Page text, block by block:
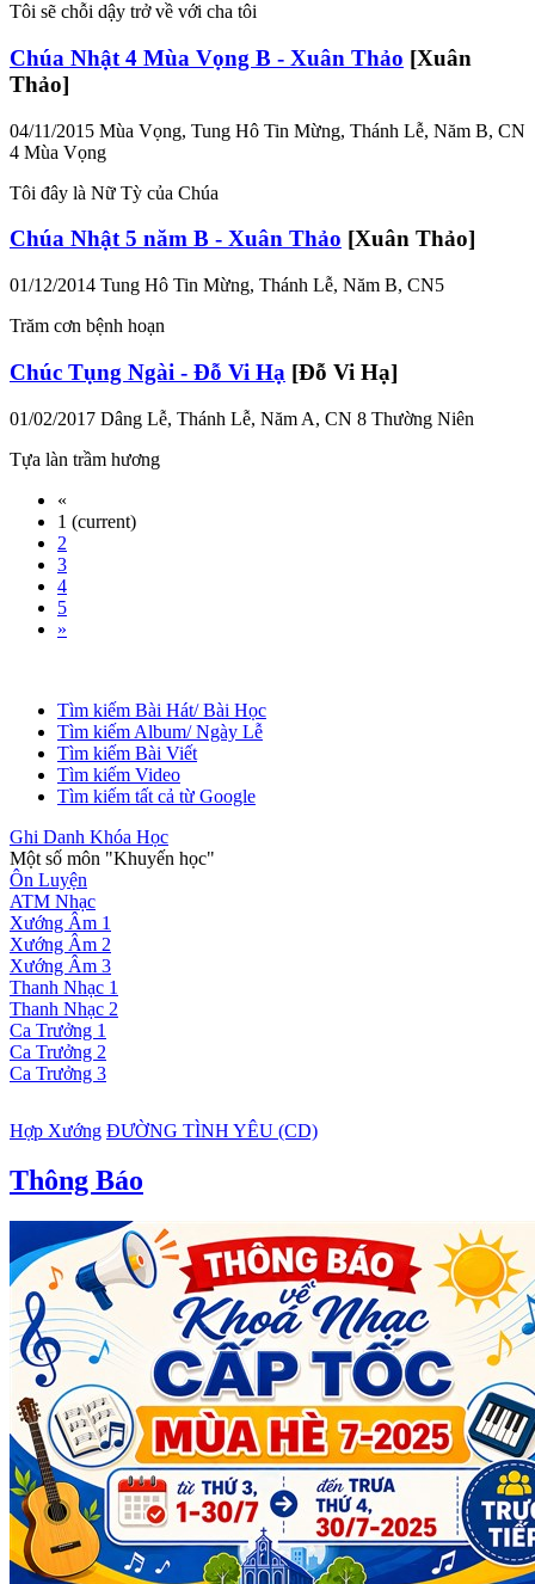
Tôi sẽ chỗi dậy trở về với cha tôi
Chúa Nhật 4 Mùa Vọng B - Xuân Thảo [Xuân
Thảo]
04/11/2015 Mùa Vọng, Tung Hô Tin Mừng, Thánh Lễ, Năm B, CN
4 Mùa Vọng
Tôi đây là Nữ Tỳ của Chúa
Chúa Nhật 5 năm B - Xuân Thảo [Xuân Thảo]
01/12/2014 Tung Hô Tin Mừng, Thánh Lễ, Năm B, CN5
Trăm cơn bệnh hoạn
Chúc Tụng Ngài - Đỗ Vi Hạ [Đỗ Vi Hạ]
01/02/2017 Dâng Lễ, Thánh Lễ, Năm A, CN 8 Thường Niên
Tựa làn trầm hương
«
1 (current)
2
3
4
5
»
Tìm kiếm Bài Hát/ Bài Học
Tìm kiếm Album/ Ngày Lễ
Tìm kiếm Bài Viết
Tìm kiếm Video
Tìm kiếm tất cả từ Google
Ghi Danh Khóa Học
Một số môn "Khuyến học"
Ôn Luyện
ATM Nhạc
Xướng Âm 1
Xướng Âm 2
Xướng Âm 3
Thanh Nhạc 1
Thanh Nhạc 2
Ca Trưởng 1
Ca Trưởng 2
Ca Trưởng 3
Hợp Xướng ĐƯỜNG TÌNH YÊU (CD)
Thông Báo